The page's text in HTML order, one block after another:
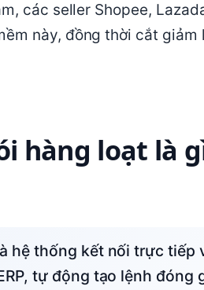
các seller Shopee,
này, đồng thời cắt giảm
hàng loạt là
tự động tạo lệnh đóng